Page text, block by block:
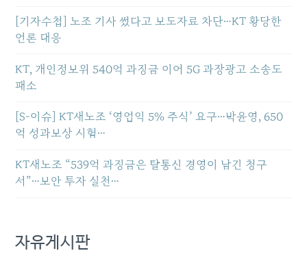
[기자수첩] 노조 기사 썼다고 보도자료 차단…KT 황당한
언론 대응
KT, 개인정보위 540억 과징금 이어 5G 과장광고 소송도
패소
[S-이슈] KT새노조 ‘영업익 5% 주식’ 요구…박윤영, 650
억 성과보상 시험…
KT새노조 “539억 과징금은 탈통신 경영이 남긴 청구
서”…보안 투자 실천…
자유게시판